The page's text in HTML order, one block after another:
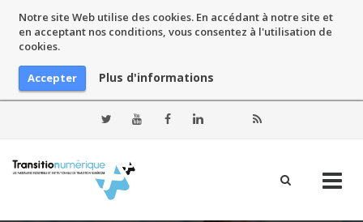
Notre site Web utilise des cookies. En accédant à notre site et
en acceptant nos conditions, vous consentez à l'utilisation de
cookies.
Accepter Plus d'informations